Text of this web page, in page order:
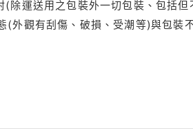
除運送用之包裝外一切包裝、包括但
外觀有刮傷、破損、受潮等)與包裝